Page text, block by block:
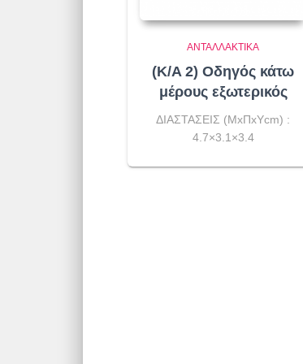
ΑΝΤΑΛΛΑΚΤΙΚΆ
(K/A 2) Οδηγός κάτω
μέρους εξωτερικός
ΔΙΑΣΤΑΣΕΙΣ (ΜxΠxΥcm) :
4.7×3.1×3.4